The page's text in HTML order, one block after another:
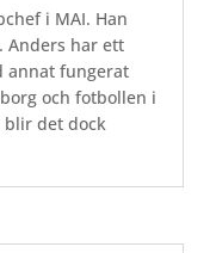
i MAI. Han
Anders har ett
annat fungerat
och fotbollen i
blir det dock